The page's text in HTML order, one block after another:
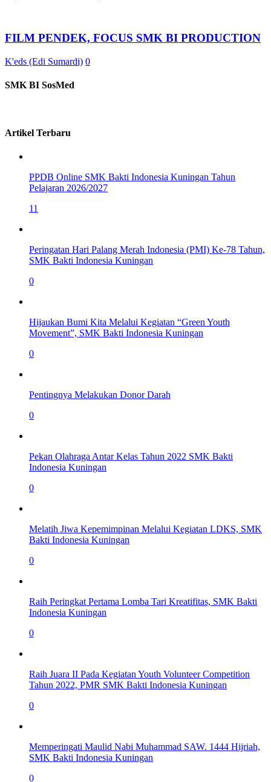
FILM PENDEK, FOCUS SMK BI PRODUCTION
K'eds (Edi Sumardi) 0
SMK BI SosMed
Artikel Terbaru
PPDB Online SMK Bakti Indonesia Kuningan Tahun
Pelajaran 2026/2027
11
Peringatan Hari Palang Merah Indonesia (PMI) Ke-78 Tahun,
SMK Bakti Indonesia Kuningan
0
Hijaukan Bumi Kita Melalui Kegiatan “Green Youth
Movement”, SMK Bakti Indonesia Kuningan
0
Pentingnya Melakukan Donor Darah
0
Pekan Olahraga Antar Kelas Tahun 2022 SMK Bakti
Indonesia Kuningan
0
Melatih Jiwa Kepemimpinan Melalui Kegiatan LDKS, SMK
Bakti Indonesia Kuningan
0
Raih Peringkat Pertama Lomba Tari Kreatifitas, SMK Bakti
Indonesia Kuningan
0
Raih Juara II Pada Kegiatan Youth Volunteer Competition
Tahun 2022, PMR SMK Bakti Indonesia Kuningan
0
Memperingati Maulid Nabi Muhammad SAW. 1444 Hijriah,
SMK Bakti Indonesia Kuningan
0